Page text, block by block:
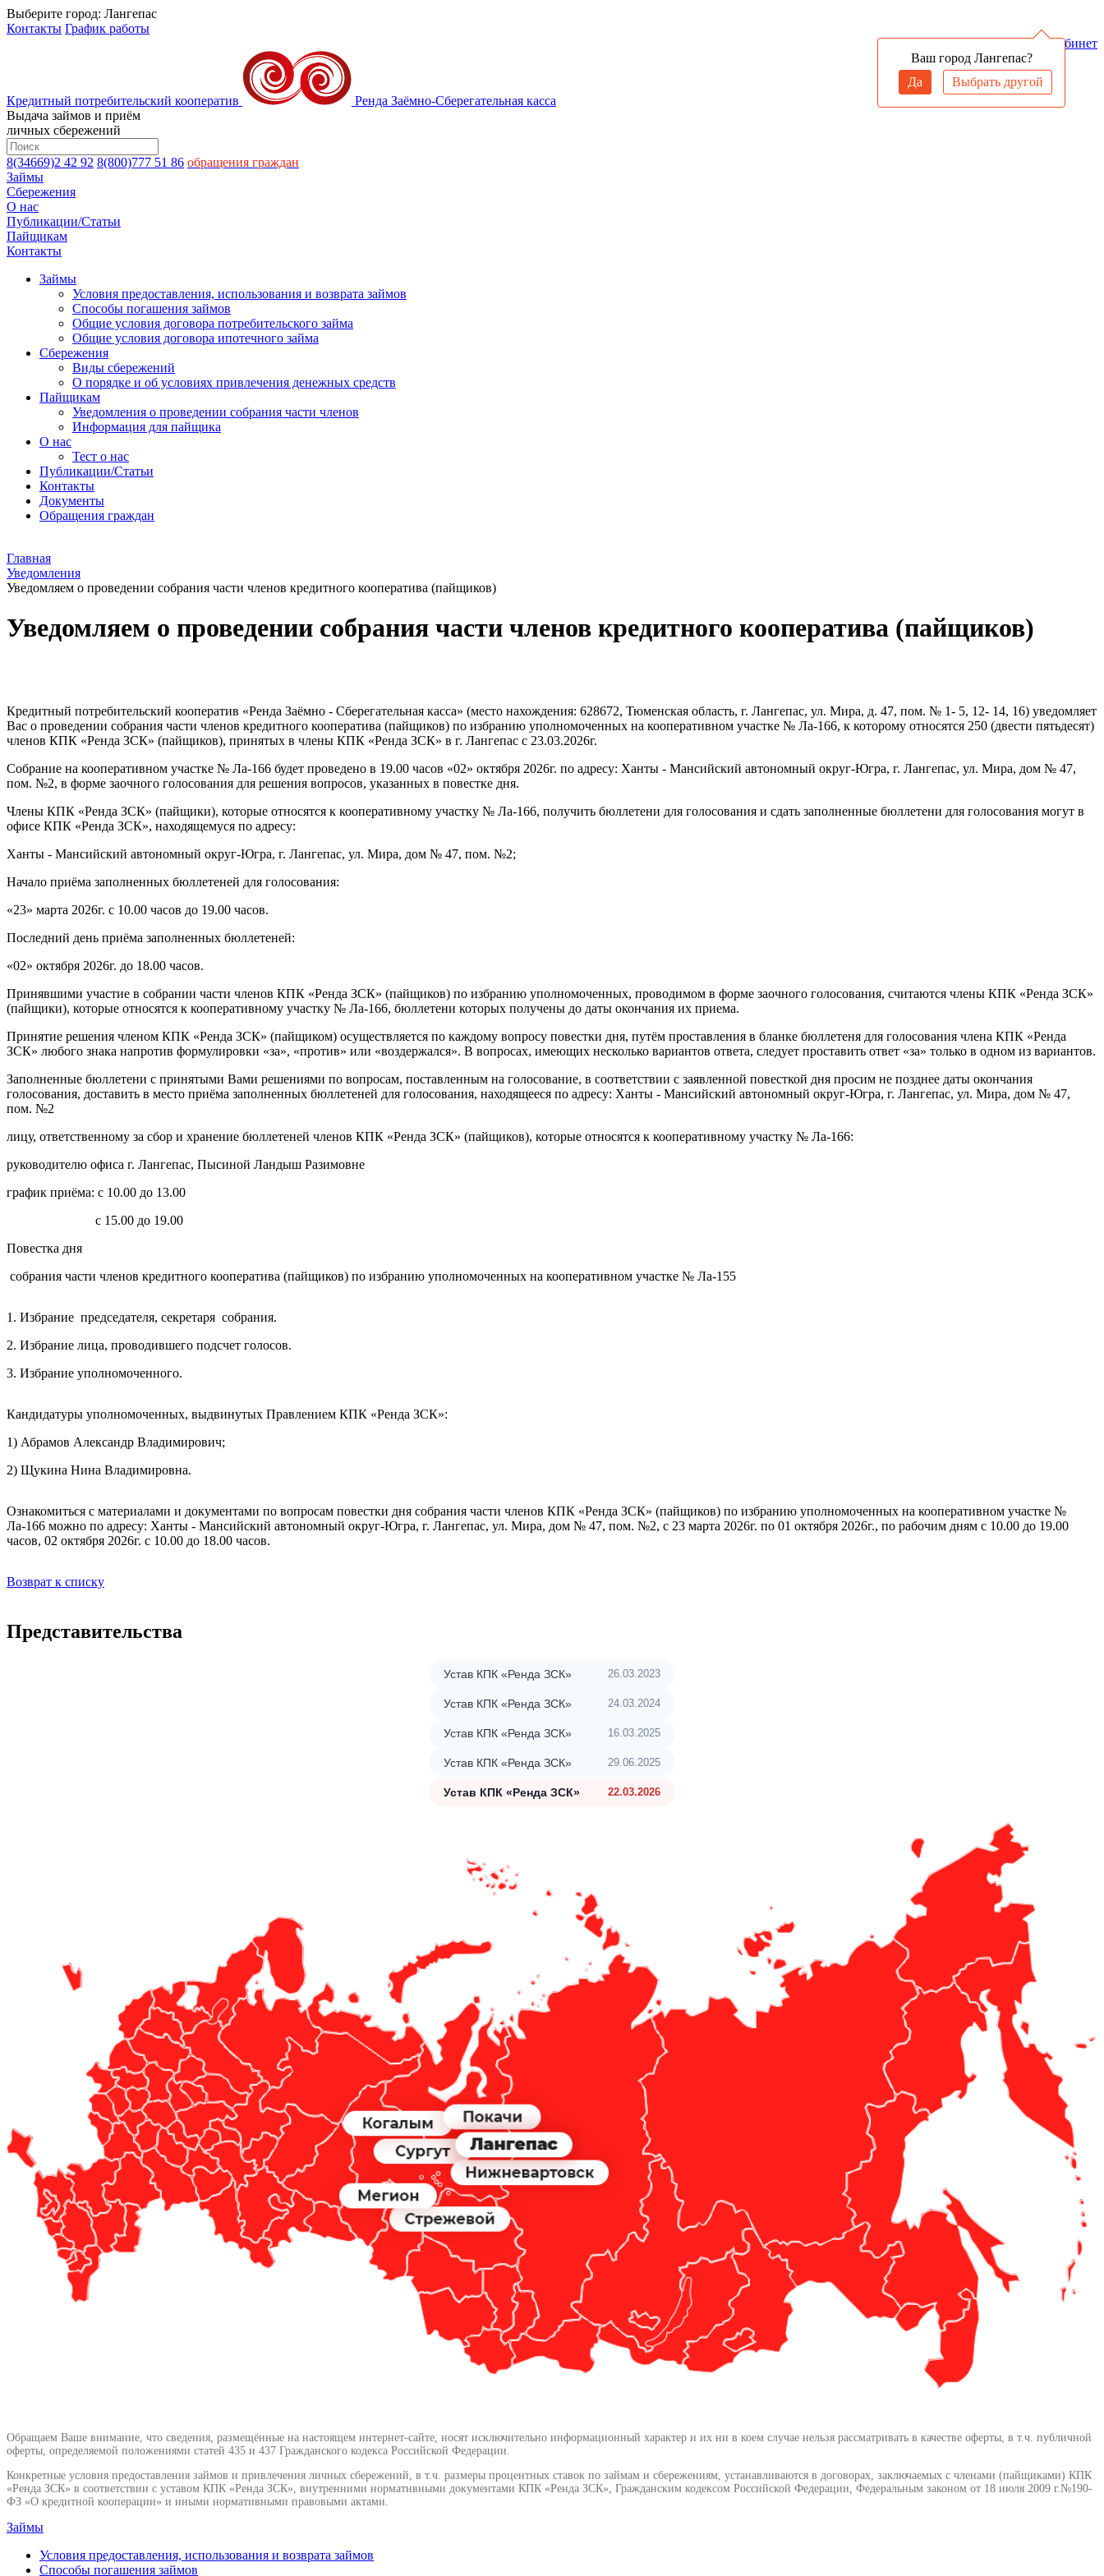
Выберите город: Лангепас
Ваш город Лангепас?
Да
Выбрать другой
Контакты График работы
Войти в личный кабинет
Кредитный потребительский кооператив Ренда Заёмно-Сберегательная касса
Выдача займов и приём
личных сбережений
8(34669)2 42 92 8(800)777 51 86 обращения граждан
Займы
Сбережения
О нас
Публикации/Статьи
Пайщикам
Контакты
Займы
Условия предоставления, использования и возврата займов
Способы погашения займов
Общие условия договора потребительского займа
Общие условия договора ипотечного займа
Сбережения
Виды сбережений
О порядке и об условиях привлечения денежных средств
Пайщикам
Уведомления о проведении собрания части членов
Информация для пайщика
О нас
Тест о нас
Публикации/Статьи
Контакты
Документы
Обращения граждан
Главная
Уведомления
Уведомляем о проведении собрания части членов кредитного кооператива (пайщиков)
Уведомляем о проведении собрания части членов кредитного кооператива (пайщиков)
Кредитный потребительский кооператив «Ренда Заёмно - Сберегательная касса» (место нахождения: 628672, Тюменская область, г. Лангепас, ул. Мира, д. 47, пом. № 1- 5, 12- 14, 16) уведомляет
Вас о проведении собрания части членов кредитного кооператива (пайщиков) по избранию уполномоченных на кооперативном участке № Ла-166, к которому относятся 250 (двести пятьдесят)
членов КПК «Ренда ЗСК» (пайщиков), принятых в члены КПК «Ренда ЗСК» в г. Лангепас с 23.03.2026г.
Собрание на кооперативном участке № Ла-166 будет проведено в 19.00 часов «02» октября 2026г. по адресу: Ханты - Мансийский автономный округ-Югра, г. Лангепас, ул. Мира, дом № 47,
пом. №2, в форме заочного голосования для решения вопросов, указанных в повестке дня.
Члены КПК «Ренда ЗСК» (пайщики), которые относятся к кооперативному участку № Ла-166, получить бюллетени для голосования и сдать заполненные бюллетени для голосования могут в
офисе КПК «Ренда ЗСК», находящемуся по адресу:
Ханты - Мансийский автономный округ-Югра, г. Лангепас, ул. Мира, дом № 47, пом. №2;
Начало приёма заполненных бюллетеней для голосования:
«23» марта 2026г. с 10.00 часов до 19.00 часов.
Последний день приёма заполненных бюллетеней:
«02» октября 2026г. до 18.00 часов.
Принявшими участие в собрании части членов КПК «Ренда ЗСК» (пайщиков) по избранию уполномоченных, проводимом в форме заочного голосования, считаются члены КПК «Ренда ЗСК»
(пайщики), которые относятся к кооперативному участку № Ла-166, бюллетени которых получены до даты окончания их приема.
Принятие решения членом КПК «Ренда ЗСК» (пайщиком) осуществляется по каждому вопросу повестки дня, путём проставления в бланке бюллетеня для голосования члена КПК «Ренда
ЗСК» любого знака напротив формулировки «за», «против» или «воздержался». В вопросах, имеющих несколько вариантов ответа, следует проставить ответ «за» только в одном из вариантов.
Заполненные бюллетени с принятыми Вами решениями по вопросам, поставленным на голосование, в соответствии с заявленной повесткой дня просим не позднее даты окончания
голосования, доставить в место приёма заполненных бюллетеней для голосования, находящееся по адресу: Ханты - Мансийский автономный округ-Югра, г. Лангепас, ул. Мира, дом № 47,
пом. №2
лицу, ответственному за сбор и хранение бюллетеней членов КПК «Ренда ЗСК» (пайщиков), которые относятся к кооперативному участку № Ла-166:
руководителю офиса г. Лангепас, Пысиной Ландыш Разимовне
график приёма: с 10.00 до 13.00
с 15.00 до 19.00
Повестка дня
собрания части членов кредитного кооператива (пайщиков) по избранию уполномоченных на кооперативном участке № Ла-155
1. Избрание председателя, секретаря собрания.
2. Избрание лица, проводившего подсчет голосов.
3. Избрание уполномоченного.
Кандидатуры уполномоченных, выдвинутых Правлением КПК «Ренда ЗСК»:
1) Абрамов Александр Владимирович;
2) Щукина Нина Владимировна.
Ознакомиться с материалами и документами по вопросам повестки дня собрания части членов КПК «Ренда ЗСК» (пайщиков) по избранию уполномоченных на кооперативном участке №
Ла-166 можно по адресу: Ханты - Мансийский автономный округ-Югра, г. Лангепас, ул. Мира, дом № 47, пом. №2, с 23 марта 2026г. по 01 октября 2026г., по рабочим дням с 10.00 до 19.00
часов, 02 октября 2026г. с 10.00 до 18.00 часов.
Возврат к списку
Представительства
Устав КПК «Ренда ЗСК» 26.03.2023
Устав КПК «Ренда ЗСК» 24.03.2024
Устав КПК «Ренда ЗСК» 16.03.2025
Устав КПК «Ренда ЗСК» 29.06.2025
Устав КПК «Ренда ЗСК» 22.03.2026
Обращаем Ваше внимание, что сведения, размещённые на настоящем интернет-сайте, носят исключительно информационный характер и их ни в коем случае нельзя рассматривать в качестве оферты, в т.ч. публичной
оферты, определяемой положениями статей 435 и 437 Гражданского кодекса Российской Федерации.
Конкретные условия предоставления займов и привлечения личных сбережений, в т.ч. размеры процентных ставок по займам и сбережениям, устанавливаются в договорах, заключаемых с членами (пайщиками) КПК
«Ренда ЗСК» в соответствии с уставом КПК «Ренда ЗСК», внутренними нормативными документами КПК «Ренда ЗСК», Гражданским кодексом Российской Федерации, Федеральным законом от 18 июля 2009 г.№190-
ФЗ «О кредитной кооперации» и иными нормативными правовыми актами.
Займы
Условия предоставления, использования и возврата займов
Способы погашения займов
Мегион
Нижневартовск
Покачи